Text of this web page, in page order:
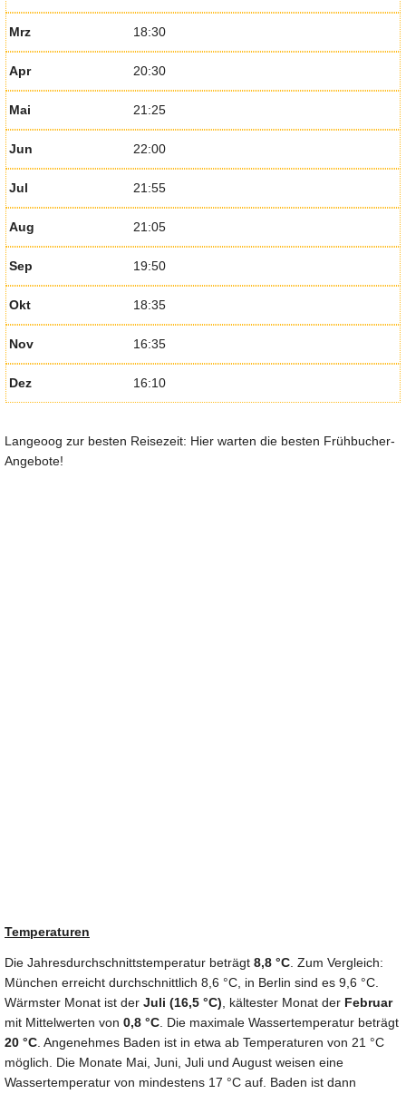
Mrz 18:30
Apr 20:30
Mai 21:25
Jun 22:00
Jul 21:55
Aug 21:05
Sep 19:50
Okt 18:35
Nov 16:35
Dez 16:10
Langeoog zur besten Reisezeit: Hier warten die besten Frühbucher-
Angebote!
Temperaturen
Die Jahresdurchschnittstemperatur beträgt 8,8 °C . Zum Vergleich:
München erreicht durchschnittlich 8,6 °C, in Berlin sind es 9,6 °C.
Wärmster Monat ist der Juli (16,5 °C) , kältester Monat der Februar
mit Mittelwerten von 0,8 °C . Die maximale Wassertemperatur beträgt
20 °C . Angenehmes Baden ist in etwa ab Temperaturen von 21 °C
möglich. Die Monate Mai, Juni, Juli und August weisen eine
Wassertemperatur von mindestens 17 °C auf. Baden ist dann